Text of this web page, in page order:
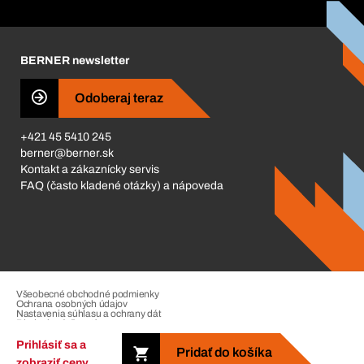
Prihlásiť sa a
Pridať do košíka
Business Conduct
BERNER newsletter
Odoberaj teraz
+421 45 5410 245
berner@berner.sk
Kontakt a zákaznícky servis
FAQ (často kladené otázky) a nápoveda
Všeobecné obchodné podmienky
Ochrana osobných údajov
Nastavenia súhlasu a ochrany dát
Riadenie sťažností